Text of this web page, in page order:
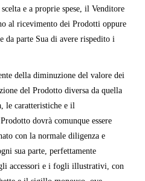
e a proprie spese, il Venditore
al ricevimento dei Prodotti oppure
da parte Sua di avere rispedito i
della diminuzione del valore dei
del Prodotto diversa da quella
le caratteristiche e il
dovrà comunque essere
con la normale diligenza e
sua parte, perfettamente
accessori e i fogli illustrativi, con